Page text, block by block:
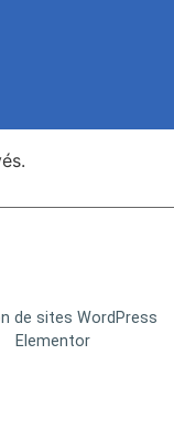
de sites WordPress
Elementor